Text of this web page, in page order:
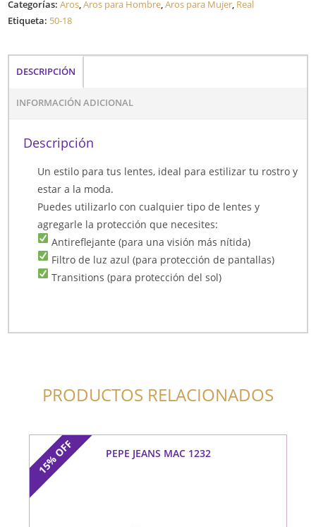
Categorías:Aros,Aros para Hombre,Aros para Mujer, Real
Etiqueta: 50-18
DESCRIPCIÓN
INFORMACIÓN ADICIONAL
Descripción
Un estilo para tus lentes, ideal para estilizar tu rostro y
estar a la moda.
Puedes utilizarlo con cualquier tipo de lentes y
agregarle la protección que necesites:
Antireflejante (para una visión más nítida)
Filtro de luz azul (para protección de pantallas)
Transitions (para protección del sol)
PRODUCTOS RELACIONADOS
15%
OFF PEPE JEANS MAC 1232